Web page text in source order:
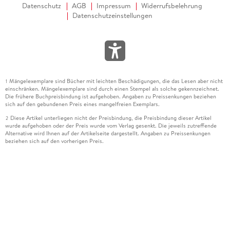
Datenschutz AGB Impressum
Widerrufsbelehrung
Datenschutzeinstellungen
1 Mängelexemplare sind Bücher mit leichten Beschädigungen, die das Lesen aber nicht
einschränken. Mängelexemplare sind durch einen Stempel als solche gekennzeichnet.
Die frühere Buchpreisbindung ist aufgehoben. Angaben zu Preissenkungen beziehen
sich auf den gebundenen Preis eines mangelfreien Exemplars.
2 Diese Artikel unterliegen nicht der Preisbindung, die Preisbindung dieser Artikel
wurde aufgehoben oder der Preis wurde vom Verlag gesenkt. Die jeweils zutreffende
Alternative wird Ihnen auf der Artikelseite dargestellt. Angaben zu Preissenkungen
beziehen sich auf den vorherigen Preis.